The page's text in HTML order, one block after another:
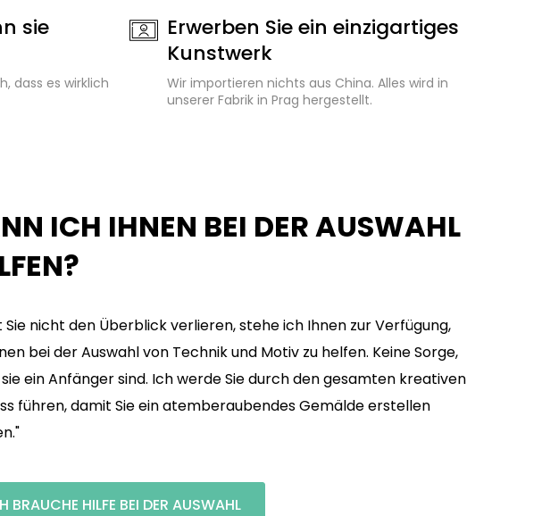
sie
dass es wirklich
Erwerben Sie ein einzigartiges
Kunstwerk
Wir importieren nichts aus China. Alles wird in
unserer Fabrik in Prag hergestellt.
ICH IHNEN BEI DER AUSWAHL
Sie nicht den Überblick verlieren, stehe ich Ihnen zur Verfügung,
bei der Auswahl von Technik und Motiv zu helfen. Keine Sorge,
ein Anfänger sind. Ich werde Sie durch den gesamten kreativen
führen, damit Sie ein atemberaubendes Gemälde erstellen
BRAUCHE HILFE BEI DER AUSWAHL